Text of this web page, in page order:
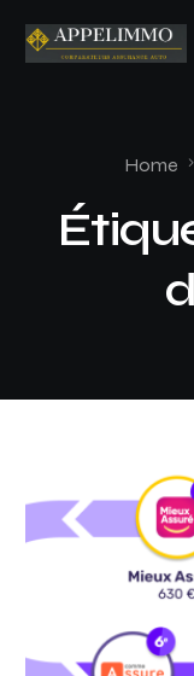
Home